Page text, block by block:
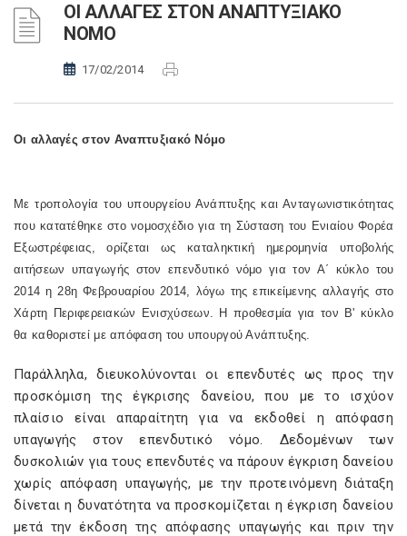
ΟΙ ΑΛΛΑΓΕΣ ΣΤΟΝ ΑΝΑΠΤΥΞΙΑΚΟ
ΝΟΜΟ
17/02/2014
Οι αλλαγές στον Αναπτυξιακό Νόμο
Mε τροπολογία του υπουργείου Ανάπτυξης και Ανταγωνιστικότητας
που κατατέθηκε στο νομοσχέδιο για τη Σύσταση του Ενιαίου Φορέα
Εξωστρέφειας, ορίζεται ως καταληκτική ημερομηνία υποβολής
αιτήσεων υπαγωγής στον επενδυτικό νόμο για τον Α΄ κύκλο του
2014 η 28η Φεβρουαρίου 2014, λόγω της επικείμενης αλλαγής στο
Χάρτη Περιφερειακών Ενισχύσεων. Η προθεσμία για τον Β' κύκλο
θα καθοριστεί με απόφαση του υπουργού Ανάπτυξης.
Παράλληλα, διευκολύνονται οι επενδυτές ως προς την
προσκόμιση της έγκρισης δανείου, που με το ισχύον
πλαίσιο είναι απαραίτητη για να εκδοθεί η απόφαση
υπαγωγής στον επενδυτικό νόμο. Δεδομένων των
δυσκολιών για τους επενδυτές να πάρουν έγκριση δανείου
χωρίς απόφαση υπαγωγής, με την προτεινόμενη διάταξη
δίνεται η δυνατότητα να προσκομίζεται η έγκριση δανείου
μετά την έκδοση της απόφασης υπαγωγής και πριν την